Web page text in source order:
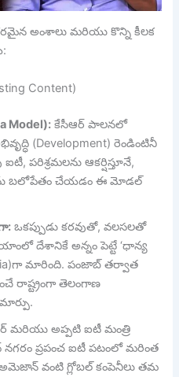
అంశాలు మరియు కొన్ని కీలక
Content)
Model): కేసీఆర్ పాలనలో
(Development) రెండింటినీ
పరిశ్రమలను ఆకర్షిస్తూనే,
బలోపేతం చేయడం ఈ మోడల్
ఒకప్పుడు కరవుతో, వలసలతో
దేశానికే అన్నం పెట్టే ‘ధాన్య
మారింది. పంజాబ్ తర్వాత
రాష్ట్రంగా తెలంగాణ
మరియు అప్పటి ఐటీ మంత్రి
ప్రపంచ ఐటీ పటంలో మరింత
అమెజాన్ వంటి గ్లోబల్ కంపెనీలు తమ